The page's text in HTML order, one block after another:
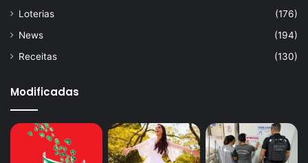
Loterias
(176)
News
(194)
Receitas
(130)
Modificadas